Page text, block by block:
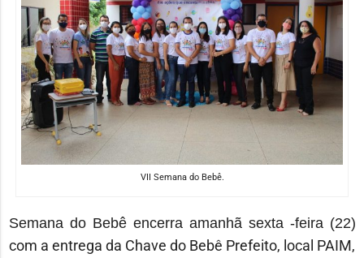
VII Semana do Bebê.
Semana do Bebê encerra amanhã sexta -feira (22)
com a entrega da Chave do Bebê Prefeito, local PAIM,